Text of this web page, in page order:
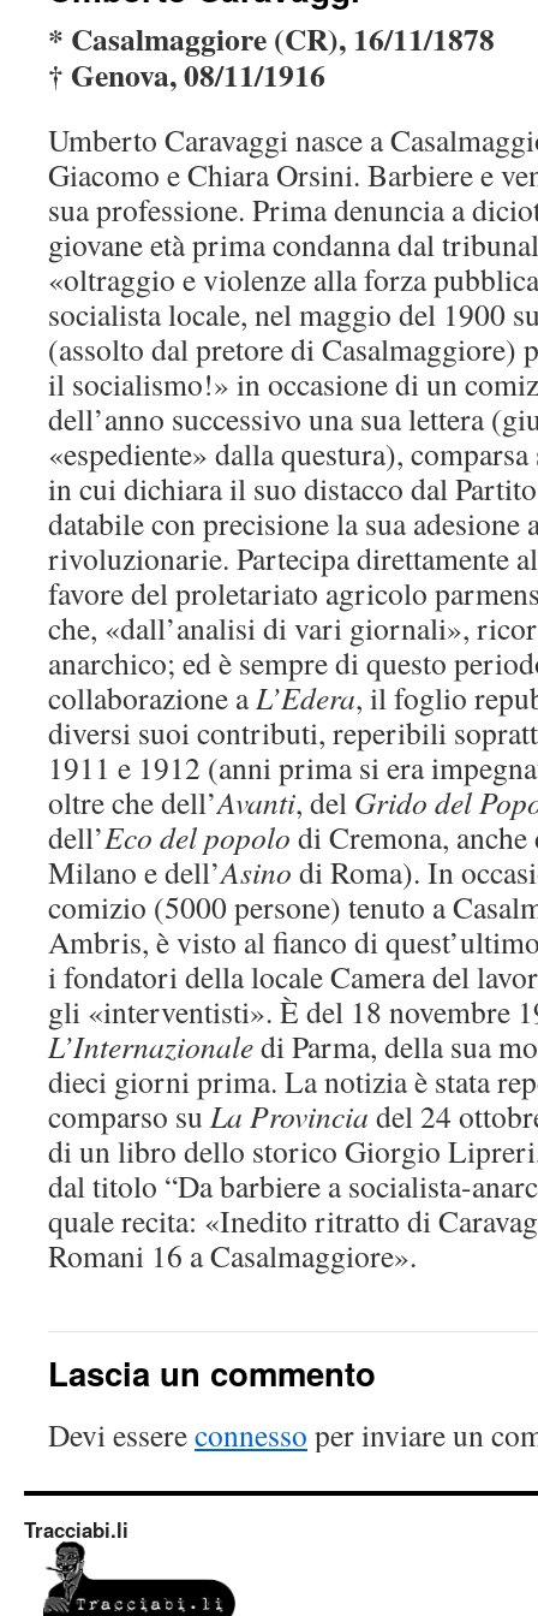
* Casalmaggiore (CR), 16/11/1878
† Genova, 08/11/1916
Umberto Caravaggi nasce a
Giacomo e Chiara Orsini. Barbiere e
sua professione. Prima denuncia a
giovane età prima condanna dal
«oltraggio e violenze alla forza
socialista locale, nel maggio del 1900
(assolto dal pretore di Casalmaggiore)
il socialismo!» in occasione di un
dell’anno successivo una sua lettera
«espediente» dalla questura),
in cui dichiara il suo distacco dal
databile con precisione la sua adesione
rivoluzionarie. Partecipa direttamente
favore del proletariato agricolo
che, «dall’analisi di vari giornali»,
anarchico; ed è sempre di questo
collaborazione aL’Edera, il foglio
diversi suoi contributi, reperibili
1911 e 1912 (anni prima si era
oltre che dell’Avanti, del Grido del
dell’Eco del popolo di Cremona,
Milano e dell’Asino di Roma). In
comizio (5000 persone) tenuto a
Ambris, è visto al fianco di
i fondatori della locale Camera del
gli «interventisti». È del 18 novembre
L’Internazionaledi Parma, della sua
dieci giorni prima. La notizia è stata
comparso su La Provincia del 24
di un libro dello storico Giorgio
dal titolo “Da barbiere a socialista-
quale recita: «Inedito ritratto di
Romani 16 a Casalmaggiore».
Lascia un commento
Devi essereconnesso per inviare un
Tracciabi.li